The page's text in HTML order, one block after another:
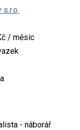
/ měsíc
- náborář